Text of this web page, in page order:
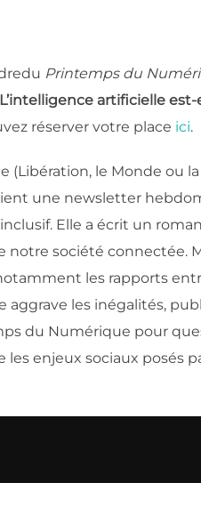
Printemps du
artificielle est-
réserver votre place ici.
le Monde ou
une newsletter
Elle a écrit un roman
notre société connectée.
les rapports
les inégalités,
du Numérique pour
enjeux sociaux posés